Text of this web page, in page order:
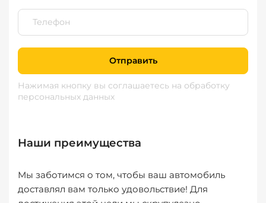
Отправить
Нажимая кнопку вы соглашаетесь на обработку
персональных данных
Наши преимущества
Мы заботимся о том, чтобы ваш автомобиль
доставлял вам только удовольствие! Для